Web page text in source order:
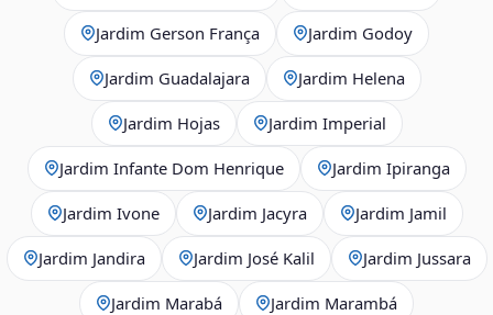
Jardim Gerson França Jardim Godoy
Jardim Guadalajara Jardim Helena
Jardim Hojas Jardim Imperial
Jardim Infante Dom Henrique Jardim Ipiranga
Jardim Ivone Jardim Jacyra Jardim Jamil
Jardim Jandira Jardim José Kalil Jardim Jussara
Jardim Marabá Jardim Marambá